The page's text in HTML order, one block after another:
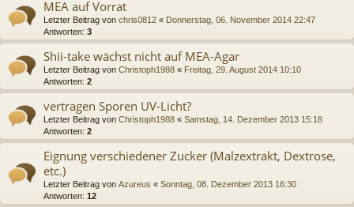
MEA auf Vorrat
Letzter Beitrag von chris0812 « Donnerstag, 06. November 2014 22:47
Antworten: 3
Shii-take wächst nicht auf MEA-Agar
Letzter Beitrag von Christoph1988 « Freitag, 29. August 2014 10:10
Antworten: 2
vertragen Sporen UV-Licht?
Letzter Beitrag von Christoph1988 « Samstag, 14. Dezember 2013 15:18
Antworten: 2
Eignung verschiedener Zucker (Malzextrakt, Dextrose,
etc.)
Letzter Beitrag von Azureus « Sonntag, 08. Dezember 2013 16:30
Antworten: 12